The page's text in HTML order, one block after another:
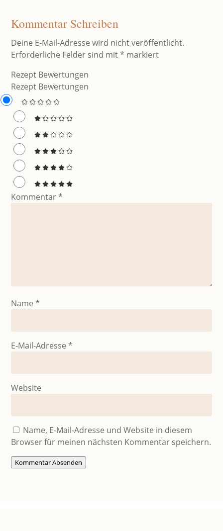
Kommentar Schreiben
Deine E-Mail-Adresse wird nicht veröffentlicht.
Erforderliche Felder sind mit* markiert
Rezept Bewertungen
Rezept Bewertungen
Kommentar*
Name*
E-Mail-Adresse*
Website
Name, E-Mail-Adresse und Website in diesem
Browser für meinen nächsten Kommentar speichern.
Kommentar Absenden